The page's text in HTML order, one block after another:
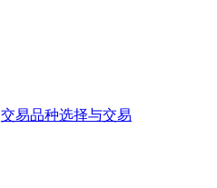
交易品种选择与交易